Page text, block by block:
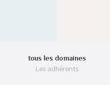
tous les domaines
Les adhérents